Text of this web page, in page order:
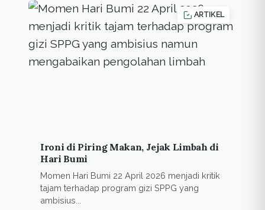
ARTIKEL
Ironi di Piring Makan, Jejak Limbah di
Hari Bumi
Momen Hari Bumi 22 April 2026 menjadi kritik
tajam terhadap program gizi SPPG yang
ambisius...